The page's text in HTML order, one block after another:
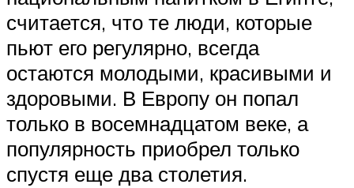
считается, что те люди, которые
пьют его регулярно, всегда
остаются молодыми, красивыми и
здоровыми. В Европу он попал
только в восемнадцатом веке, а
популярность приобрел только
спустя еще два столетия.